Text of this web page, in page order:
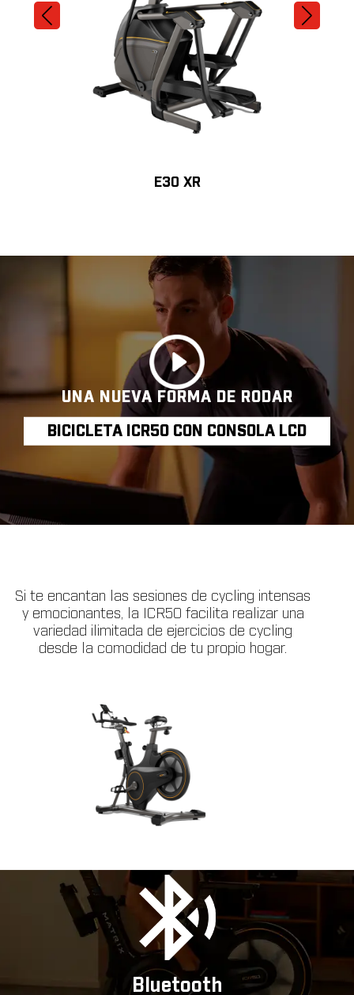
E30 XR
UNA NUEVA FORMA DE RODAR
BICICLETA ICR50 CON CONSOLA LCD
Si te encantan las sesiones de cycling intensas
y emocionantes, la ICR50 facilita realizar una
variedad ilimitada de ejercicios de cycling
desde la comodidad de tu propio hogar.
Bluetooth